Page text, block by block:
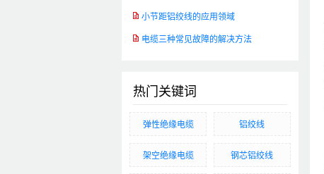
小节距铝绞线的应用领域
电缆三种常见故障的解决方法
热门关键词
弹性绝缘电缆 铝绞线
架空绝缘电缆 钢芯铝绞线